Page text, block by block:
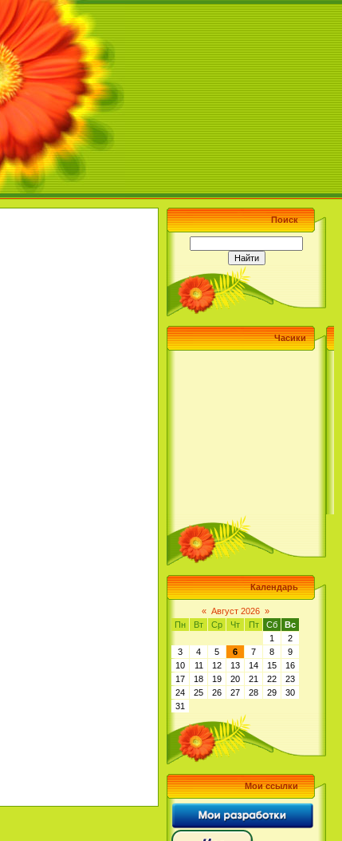
Поиск
Часики
Календарь
« Август 2026 »
Пн
Вт Ср Чт Пт Сб
Вс
1
2
3
4 5 6 7 8
9
10
11 12 13 14 15
16
17
18 19 20 21 22
23
24
25 26 27 28 29
30
31
Мои ссылки